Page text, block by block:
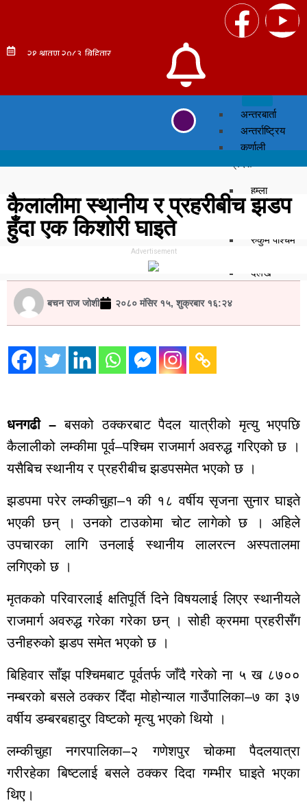
अन्तरबार्ता
अन्तर्राष्ट्रिय
कर्णाली
प्रदेश
हुम्ला
सुर्खेत
रुकुम पश्चिम
दैलेख
जाजरकोट
भिडियो
ब्यापार
ट्रेन्डिङ
खेलकुद
समाचार
युटुब भिडियो
राशीफल
बार्षिक
दैनिक
रोजगार
विचार
शिक्षा
कैलालीमा स्थानीय र प्रहरीबीच झडप
हुँदा एक किशोरी घाइते
Advertisement
बचन राज जोशी २०८० मंसिर १५, शुक्रबार १६:२४
धनगढी –बसको ठक्करबाट पैदल यात्रीको मृत्यु भएपछि
कैलालीको लम्कीमा पूर्व–पश्चिम राजमार्ग अवरुद्ध गरिएको छ ।
यसैबिच स्थानीय र प्रहरीबीच झडपसमेत भएको छ ।
झडपमा परेर लम्कीचुहा–१ की १८ वर्षीय सृजना सुनार घाइते
भएकी छन् । उनको टाउकोमा चोट लागेको छ । अहिले
उपचारका लागि उनलाई स्थानीय लालरत्न अस्पतालमा
लगिएको छ ।
मृतकको परिवारलाई क्षतिपूर्ति दिने विषयलाई लिएर स्थानीयले
राजमार्ग अवरुद्ध गरेका गरेका छन् । सोही क्रममा प्रहरीसँग
उनीहरुको झडप समेत भएको छ ।
बिहिवार साँझ पश्चिमबाट पूर्वतर्फ जाँदै गरेको ना ५ ख ८७००
नम्बरको बसले ठक्कर दिँदा मोहोन्याल गाउँपालिका–७ का ३७
वर्षीय डम्बरबहादुर विष्टको मृत्यु भएको थियो ।
लम्कीचुहा नगरपालिका–२ गणेशपुर चोकमा पैदलयात्रा
गरीरहेका बिष्टलाई बसले ठक्कर दिदा गम्भीर घाइते भएका
थिए।